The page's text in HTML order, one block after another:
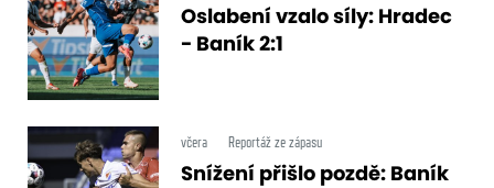
Oslabení vzalo síly: Hradec
- Baník 2:1
včera Reportáž ze zápasu
Snížení přišlo pozdě: Baník